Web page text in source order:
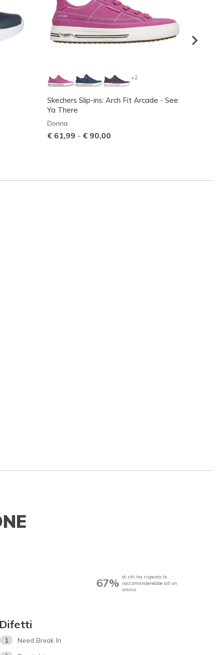
+2
Skechers Slip-ins: Arch Fit Arcade - See
Ya There
Donna
€ 61,99 - € 90,00
67% di chi ha risposto lo
raccomanderebbe ad un
amico.
1
Need Break In